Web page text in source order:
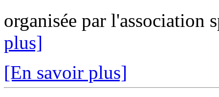
organisée par l'association
plus]
[En savoir plus]